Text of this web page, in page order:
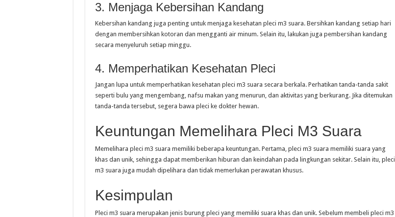
3. Menjaga Kebersihan Kandang
Kebersihan kandang juga penting untuk menjaga kesehatan pleci m3 suara. Bersihkan kandang setiap hari
dengan membersihkan kotoran dan mengganti air minum. Selain itu, lakukan juga pembersihan kandang
secara menyeluruh setiap minggu.
4. Memperhatikan Kesehatan Pleci
Jangan lupa untuk memperhatikan kesehatan pleci m3 suara secara berkala. Perhatikan tanda-tanda sakit
seperti bulu yang mengembang, nafsu makan yang menurun, dan aktivitas yang berkurang. Jika ditemukan
tanda-tanda tersebut, segera bawa pleci ke dokter hewan.
Keuntungan Memelihara Pleci M3 Suara
Memelihara pleci m3 suara memiliki beberapa keuntungan. Pertama, pleci m3 suara memiliki suara yang
khas dan unik, sehingga dapat memberikan hiburan dan keindahan pada lingkungan sekitar. Selain itu, pleci
m3 suara juga mudah dipelihara dan tidak memerlukan perawatan khusus.
Kesimpulan
Pleci m3 suara merupakan jenis burung pleci yang memiliki suara khas dan unik. Sebelum membeli pleci m3